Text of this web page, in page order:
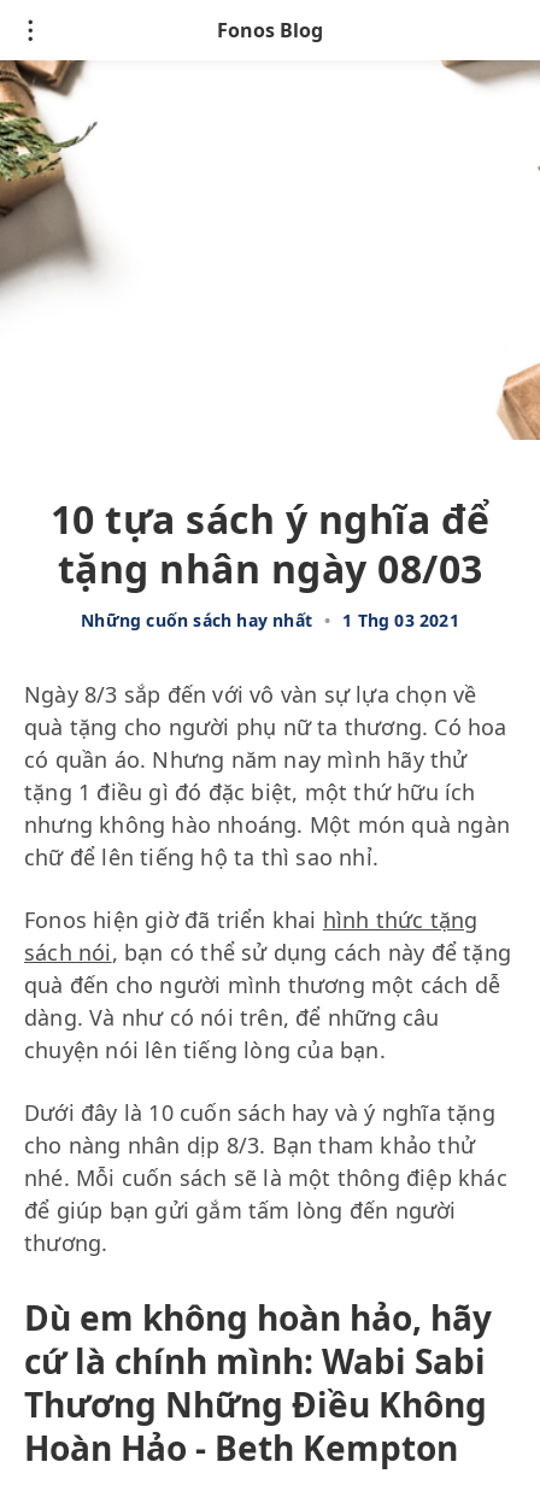
Fonos Blog
10 tựa sách ý nghĩa để
tặng nhân ngày 08/03
Những cuốn sách hay nhất • 1 Thg 03 2021
Ngày 8/3 sắp đến với vô vàn sự lựa chọn về
quà tặng cho người phụ nữ ta thương. Có hoa
có quần áo. Nhưng năm nay mình hãy thử
tặng 1 điều gì đó đặc biệt, một thứ hữu ích
nhưng không hào nhoáng. Một món quà ngàn
chữ để lên tiếng hộ ta thì sao nhỉ.
Fonos hiện giờ đã triển khai hình thức tặng
sách nói, bạn có thể sử dụng cách này để tặng
quà đến cho người mình thương một cách dễ
dàng. Và như có nói trên, để những câu
chuyện nói lên tiếng lòng của bạn.
Dưới đây là 10 cuốn sách hay và ý nghĩa tặng
cho nàng nhân dịp 8/3. Bạn tham khảo thử
nhé. Mỗi cuốn sách sẽ là một thông điệp khác
để giúp bạn gửi gắm tấm lòng đến người
thương.
Dù em không hoàn hảo, hãy
cứ là chính mình: Wabi Sabi
Thương Những Điều Không
Hoàn Hảo - Beth Kempton